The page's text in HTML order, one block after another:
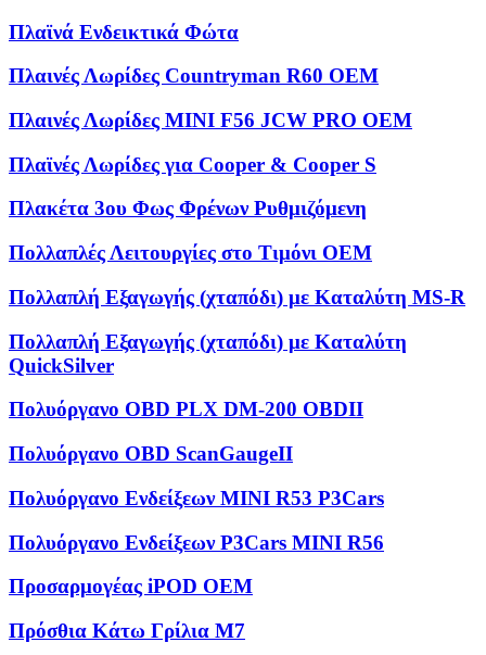
Πλαϊνά Ενδεικτικά Φώτα
Πλαινές Λωρίδες Countryman R60 OEM
Πλαινές Λωρίδες MINI F56 JCW PRO OEM
Πλαϊνές Λωρίδες για Cooper & Cooper S
Πλακέτα 3ου Φως Φρένων Ρυθμιζόμενη
Πολλαπλές Λειτουργίες στο Τιμόνι OEM
Πολλαπλή Εξαγωγής (χταπόδι) με Καταλύτη MS-R
Πολλαπλή Εξαγωγής (χταπόδι) με Καταλύτη
QuickSilver
Πολυόργανο OBD PLX DM-200 OBDII
Πολυόργανο OBD ScanGaugeII
Πολυόργανο Ενδείξεων MINI R53 P3Cars
Πολυόργανο Ενδείξεων P3Cars MINI R56
Προσαρμογέας iPOD OEM
Πρόσθια Κάτω Γρίλια M7